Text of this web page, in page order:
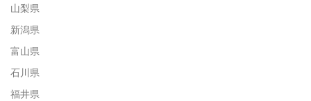
山梨県
新潟県
富山県
石川県
福井県